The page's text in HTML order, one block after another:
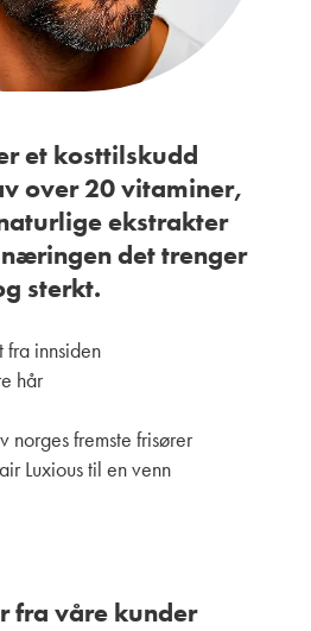
et kosttilskudd
over 20 vitaminer,
ekstrakter
det trenger
sterkt.
innsiden
hår
fremste frisører
Luxious til en venn
fra våre kunder